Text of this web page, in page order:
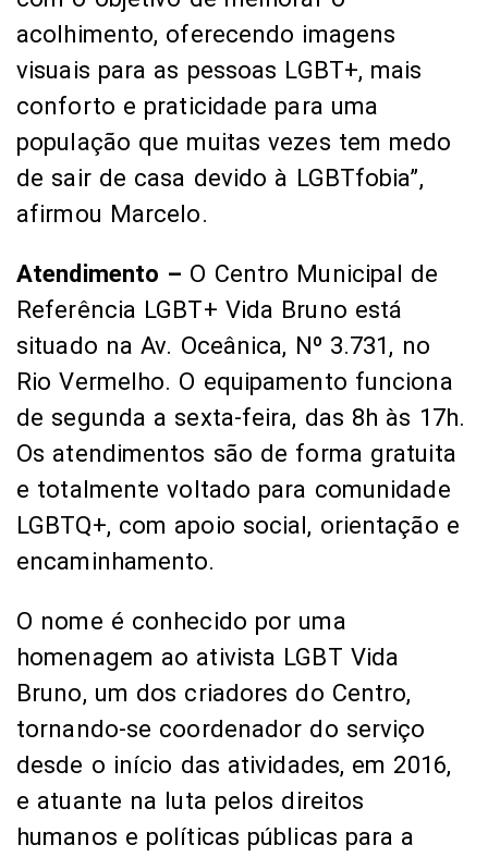
acolhimento, oferecendo imagens
visuais para as pessoas LGBT+, mais
conforto e praticidade para uma
população que muitas vezes tem medo
de sair de casa devido à LGBTfobia”,
afirmou Marcelo.
Atendimento – O Centro Municipal de
Referência LGBT+ Vida Bruno está
situado na Av. Oceânica, Nº 3.731, no
Rio Vermelho. O equipamento funciona
de segunda a sexta-feira, das 8h às 17h.
Os atendimentos são de forma gratuita
e totalmente voltado para comunidade
LGBTQ+, com apoio social, orientação e
encaminhamento.
O nome é conhecido por uma
homenagem ao ativista LGBT Vida
Bruno, um dos criadores do Centro,
tornando-se coordenador do serviço
desde o início das atividades, em 2016,
e atuante na luta pelos direitos
humanos e políticas públicas para a